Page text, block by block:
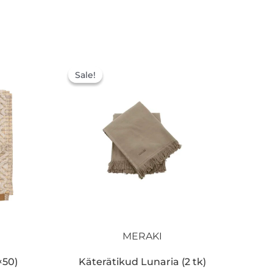
€.
Sale!
MERAKI
Sale!
Käterätikud Lunaria (2 tk)